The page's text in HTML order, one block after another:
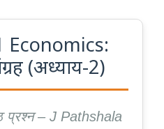
Economics:
(अध्याय-2)
प्रश्न – J Pathshala